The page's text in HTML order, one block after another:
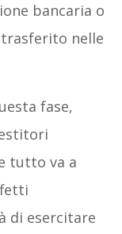
bancaria o
nelle
fase,
tutto va a
di esercitare